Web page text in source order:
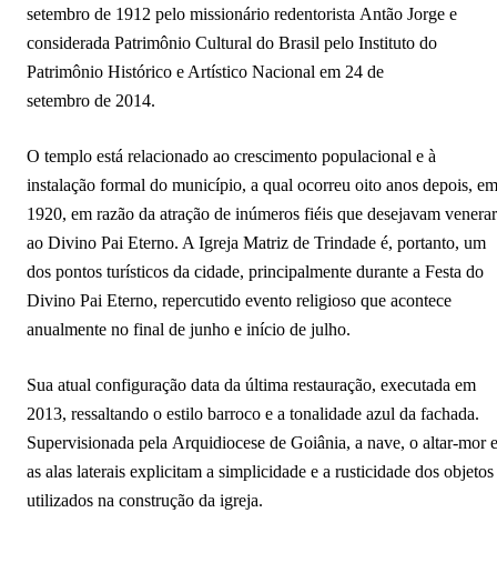
setembro de 1912 pelo missionário redentorista Antão Jorge e
considerada Patrimônio Cultural do Brasil pelo Instituto do
Patrimônio Histórico e Artístico Nacional em 24 de
setembro de 2014.
O templo está relacionado ao crescimento populacional e à
instalação formal do município, a qual ocorreu oito anos depois, em
1920, em razão da atração de inúmeros fiéis que desejavam venerar
ao Divino Pai Eterno. A Igreja Matriz de Trindade é, portanto, um
dos pontos turísticos da cidade, principalmente durante a Festa do
Divino Pai Eterno, repercutido evento religioso que acontece
anualmente no final de junho e início de julho.
Sua atual configuração data da última restauração, executada em
2013, ressaltando o estilo barroco e a tonalidade azul da fachada.
Supervisionada pela Arquidiocese de Goiânia, a nave, o altar-mor e
as alas laterais explicitam a simplicidade e a rusticidade dos objetos
utilizados na construção da igreja.